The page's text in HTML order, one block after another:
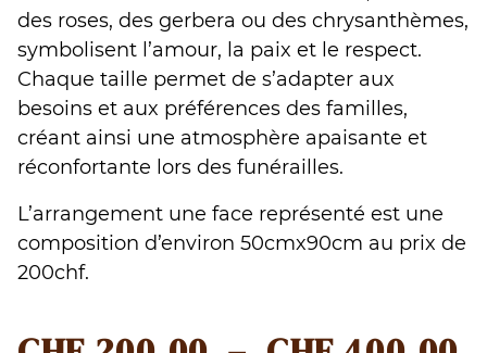
des roses, des gerbera ou des chrysanthèmes,
symbolisent l’amour, la paix et le respect.
Chaque taille permet de s’adapter aux
besoins et aux préférences des familles,
créant ainsi une atmosphère apaisante et
réconfortante lors des funérailles.
L’arrangement une face représenté est une
composition d’environ 50cmx90cm au prix de
200chf.